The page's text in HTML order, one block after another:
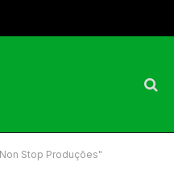
Stop Produções"